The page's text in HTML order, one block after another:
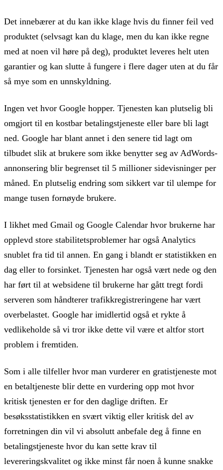
Det innebærer at du kan ikke klage hvis du finner feil ved
produktet (selvsagt kan du klage, men du kan ikke regne
med at noen vil høre på deg), produktet leveres helt uten
garantier og kan slutte å fungere i flere dager uten at du får
så mye som en unnskyldning.
Ingen vet hvor Google hopper. Tjenesten kan plutselig bli
omgjort til en kostbar betalingstjeneste eller bare bli lagt
ned. Google har blant annet i den senere tid lagt om
tilbudet slik at brukere som ikke benytter seg av AdWords-
annonsering blir begrenset til 5 millioner sidevisninger per
måned. En plutselig endring som sikkert var til ulempe for
mange tusen fornøyde brukere.
I likhet med Gmail og Google Calendar hvor brukerne har
opplevd store stabilitetsproblemer har også Analytics
snublet fra tid til annen. En gang i blandt er statistikken en
dag eller to forsinket. Tjenesten har også vært nede og den
har ført til at websidene til brukerne har gått tregt fordi
serveren som håndterer trafikkregistreringene har vært
overbelastet. Google har imidlertid også et rykte å
vedlikeholde så vi tror ikke dette vil være et altfor stort
problem i fremtiden.
Som i alle tilfeller hvor man vurderer en gratistjeneste mot
en betaltjeneste blir dette en vurdering opp mot hvor
kritisk tjenesten er for den daglige driften. Er
besøksstatistikken en svært viktig eller kritisk del av
forretningen din vil vi absolutt anbefale deg å finne en
betalingstjeneste hvor du kan sette krav til
levereringskvalitet og ikke minst får noen å kunne snakke